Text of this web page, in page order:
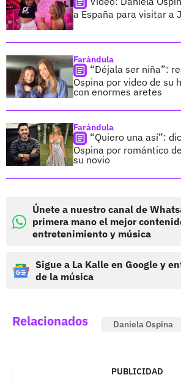
a España para visitar a
Farándula
“Déjala ser niña”:
Ospina por video de su
con enormes aretes
Farándula
“Quiero una así”:
Ospina por romántico
su novio
Únete a nuestro canal de
primera mano el mejor
entretenimiento y música
Sigue a La Kalle en Google y
de la música
Relacionados Daniela Ospina
PUBLICIDAD